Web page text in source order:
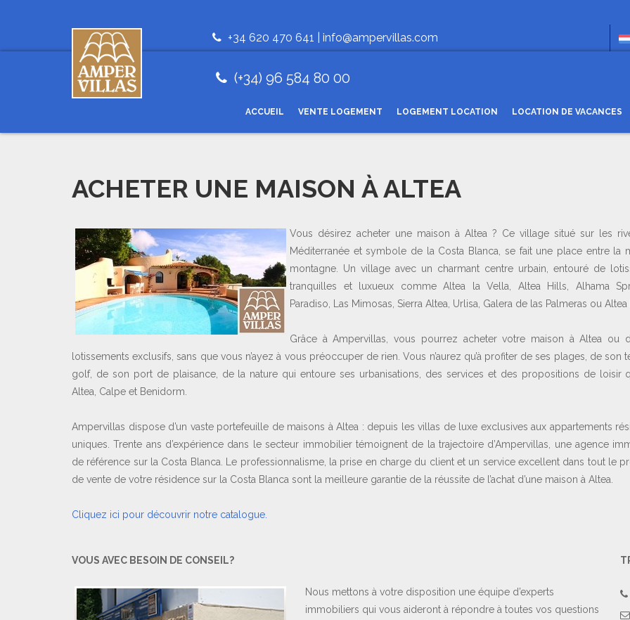
+34 620 470 641 | info@ampervillas.com
(+34) 96 584 80 00
ACCUEIL VENTE LOGEMENT LOGEMENT LOCATION LOCATION DE VACANCES
ACHETER UNE MAISON À ALTEA
Vous désirez acheter une maison à Altea ? Ce village situé sur les
Méditerranée et symbole de la Costa Blanca, se fait une place entre la
montagne. Un village avec un charmant centre urbain, entouré de
tranquilles et luxueux comme Altea la Vella, Altea Hills, Alhama
Paradiso, Las Mimosas, Sierra Altea, Urlisa, Galera de las Palmeras ou Altea
Grâce à Ampervillas, vous pourrez acheter votre maison à Altea ou
lotissements exclusifs, sans que vous n’ayez à vous préoccuper de rien. Vous n’aurez qu’à profiter de ses plages, de son
golf, de son port de plaisance, de la nature qui entoure ses urbanisations, des services et des propositions de loisir
Altea, Calpe et Benidorm.
Ampervillas dispose d’un vaste portefeuille de maisons à Altea : depuis les villas de luxe exclusives aux appartements
uniques. Trente ans d’expérience dans le secteur immobilier témoignent de la trajectoire d’Ampervillas, une agence
de référence sur la Costa Blanca. Le professionnalisme, la prise en charge du client et un service excellent dans tout le
de vente de votre résidence sur la Costa Blanca sont la meilleure garantie de la réussite de l’achat d’une maison à Altea.
Cliquez ici pour découvrir notre catalogue.
VOUS AVEC BESOIN DE CONSEIL?
Nous mettons à votre disposition une équipe d’experts
immobiliers qui vous aideront à répondre à toutes vos questions